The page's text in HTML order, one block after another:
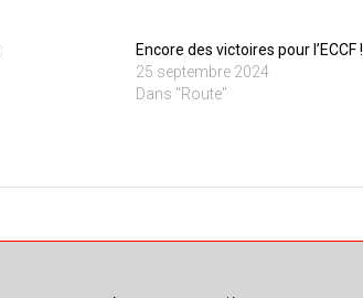
Encore des victoires pour l’ECCF !
25 septembre 2024
Dans "Route"